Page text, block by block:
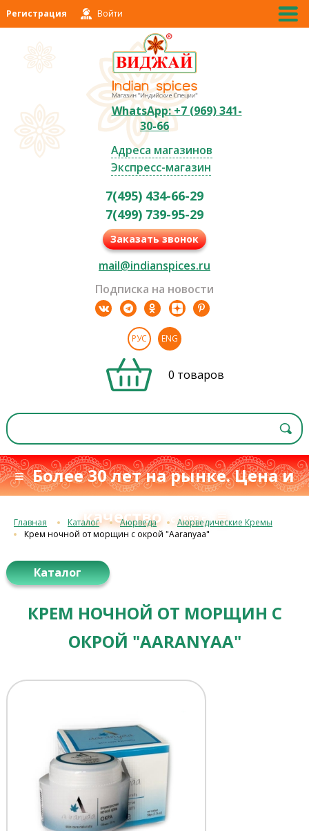
Регистрация Войти
WhatsApp: +7 (969) 341-
30-66
Адреса магазинов
Экспресс-магазин
7(495) 434-66-29
7(499) 739-95-29
Заказать звонок
mail@indianspices.ru
Подписка на новости
РУС ENG
0 товаров
≡ Более 30 лет на рынке. Цена и
качество с 1993 г.≡
Главная Каталог Аюрведа
Аюрведические Кремы
Крем ночной от морщин с окрой "Aaranyaa"
Каталог
КРЕМ НОЧНОЙ ОТ МОРЩИН С
ОКРОЙ "AARANYAA"